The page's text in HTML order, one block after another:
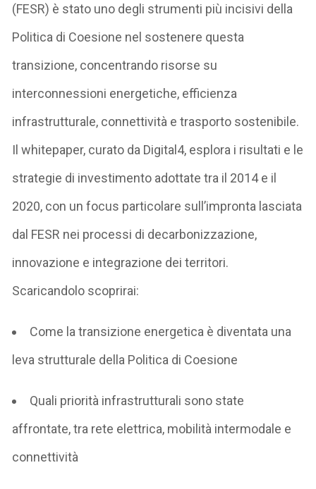
(FESR) è stato uno degli strumenti più incisivi della
Politica di Coesione nel sostenere questa
transizione, concentrando risorse su
interconnessioni energetiche, efficienza
infrastrutturale, connettività e trasporto sostenibile.
Ilwhitepaper, curato da Digital4, esplora i risultati e le
strategie di investimento adottate tra il 2014 e il
2020, con un focus particolare sull’impronta lasciata
dal FESR nei processi di decarbonizzazione,
innovazione e integrazione dei territori.
Scaricandolo scoprirai:
Come la transizione energetica è diventata una
leva strutturale della Politica di Coesione
Quali priorità infrastrutturali sono state
affrontate, tra rete elettrica, mobilità intermodale e
connettività